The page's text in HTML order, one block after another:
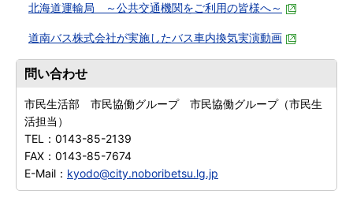
北海道運輸局 ～公共交通機関をご利用の皆様へ～
道南バス株式会社が実施したバス車内換気実演動画
問い合わせ
市民生活部 市民協働グループ 市民協働グループ（市民生
活担当）
TEL： 0143-85-2139
FAX： 0143-85-7674
E-Mail： kyodo@city.noboribetsu.lg.jp